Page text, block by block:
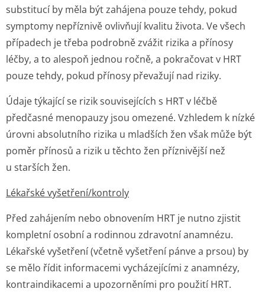
substitucí by měla být zahájena pouze tehdy, pokud
symptomy nepříznivě ovlivňují kvalitu života. Ve všech
případech je třeba podrobně zvážit rizika a přínosy
léčby, a to alespoň jednou ročně, a pokračovat v HRT
pouze tehdy, pokud přínosy převažují nad riziky.
Údaje týkající se rizik souvisejících s HRT v léčbě
předčasné menopauzy jsou omezené. Vzhledem k nízké
úrovni absolutního rizika u mladších žen však může být
poměr přínosů a rizik u těchto žen příznivější než
u starších žen.
Lékařské vyšetření/kontroly
Před zahájením nebo obnovením HRT je nutno zjistit
kompletní osobní a rodinnou zdravotní anamnézu.
Lékařské vyšetření (včetně vyšetření pánve a prsou) by
se mělo řídit informacemi vycházejícími z anamnézy,
kontraindikacemi a upozorněními pro použití HRT.